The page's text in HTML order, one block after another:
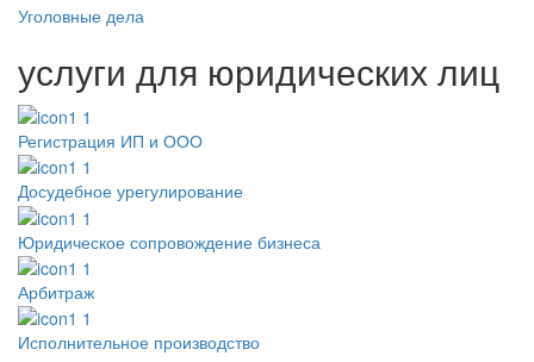
Уголовные дела
услуги для юридических лиц
Регистрация ИП и ООО
Досудебное урегулирование
Юридическое сопровождение бизнеса
Арбитраж
Исполнительное производство